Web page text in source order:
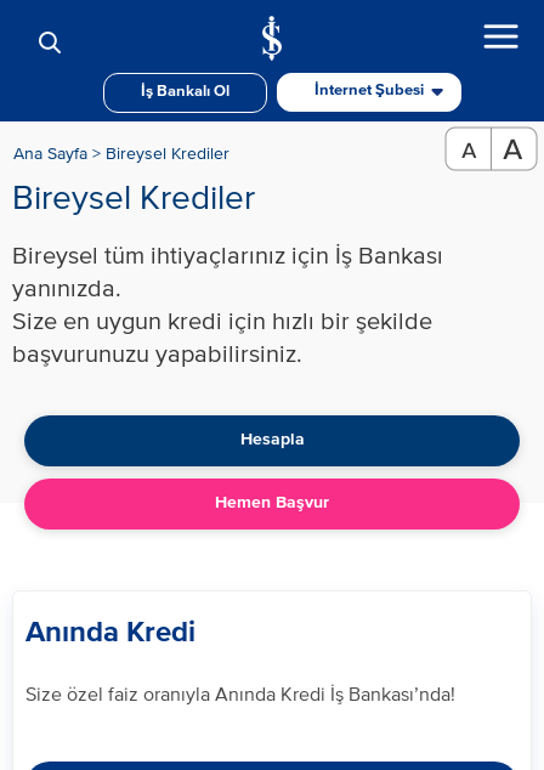
İş Bankalı Ol İnternet Şubesi
Ana Sayfa > Bireysel Krediler
Bireysel Krediler
Bireysel tüm ihtiyaçlarınız için İş Bankası
yanınızda.
Size en uygun kredi için hızlı bir şekilde
başvurunuzu yapabilirsiniz.​
Hesapla
Hemen Başvur
Anında Kredi
Size özel faiz oranıyla Anında Kredi İş Bankası’nda! ​